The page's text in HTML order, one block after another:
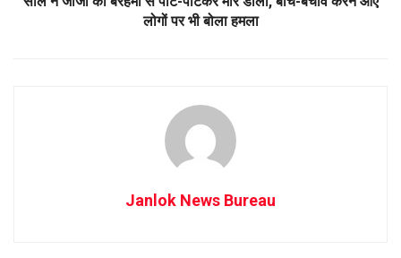
लोगों पर भी बोला हमला
Janlok News Bureau